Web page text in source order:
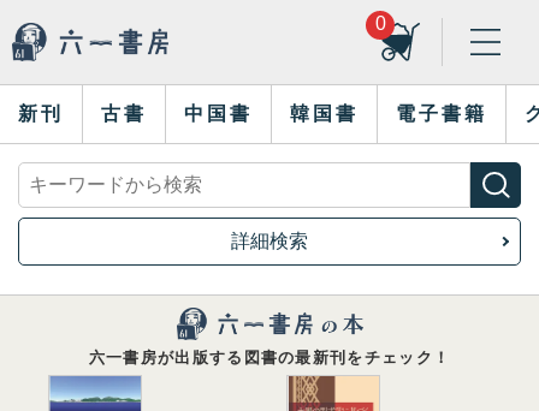
0
新刊 古書 中国書 韓国書 電子書籍
詳細検索
六一書房が出版する図書の最新刊をチェック！